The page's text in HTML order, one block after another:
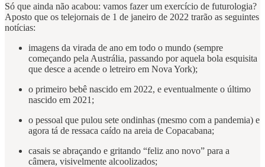
Só que ainda não acabou: vamos fazer um exercício de futurologia?
Aposto que os telejornais de 1 de janeiro de 2022 trarão as seguintes
notícias:
imagens da virada de ano em todo o mundo (sempre
começando pela Austrália, passando por aquela bola esquisita
que desce a acende o letreiro em Nova York);
o primeiro bebê nascido em 2022, e eventualmente o último
nascido em 2021;
o pessoal que pulou sete ondinhas (mesmo com a pandemia) e
agora tá de ressaca caído na areia de Copacabana;
casais se abraçando e gritando “feliz ano novo” para a
câmera, visivelmente alcoolizados;